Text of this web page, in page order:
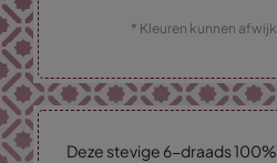
* Kleuren kunnen
Deze stevige 6-draads